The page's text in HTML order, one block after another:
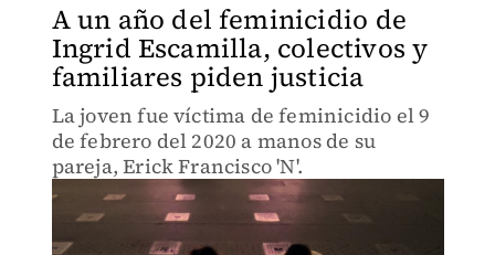
A un año del feminicidio de
Ingrid Escamilla, colectivos y
familiares piden justicia
La joven fue víctima de feminicidio el 9
de febrero del 2020 a manos de su
pareja, Erick Francisco 'N'.